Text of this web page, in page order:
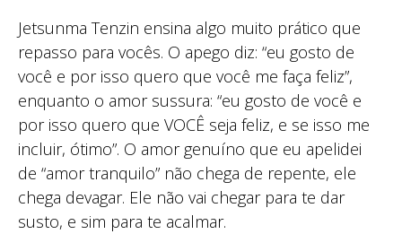
Jetsunma Tenzin ensina algo muito prático que
repasso para vocês. O apego diz: “eu gosto de
você e por isso quero que você me faça feliz”,
enquanto o amor sussura: “eu gosto de você e
por isso quero que VOCÊ seja feliz, e se isso me
incluir, ótimo”. O amor genuíno que eu apelidei
de “amor tranquilo” não chega de repente, ele
chega devagar. Ele não vai chegar para te dar
susto, e sim para te acalmar.